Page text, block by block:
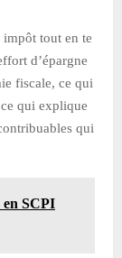
tout en te
d’épargne
fiscale, ce qui
qui explique
qui
en SCPI